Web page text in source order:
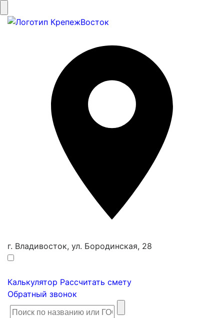
г. Владивосток, ул. Бородинская, 28
Калькулятор Рассчитать смету
Обратный звонок